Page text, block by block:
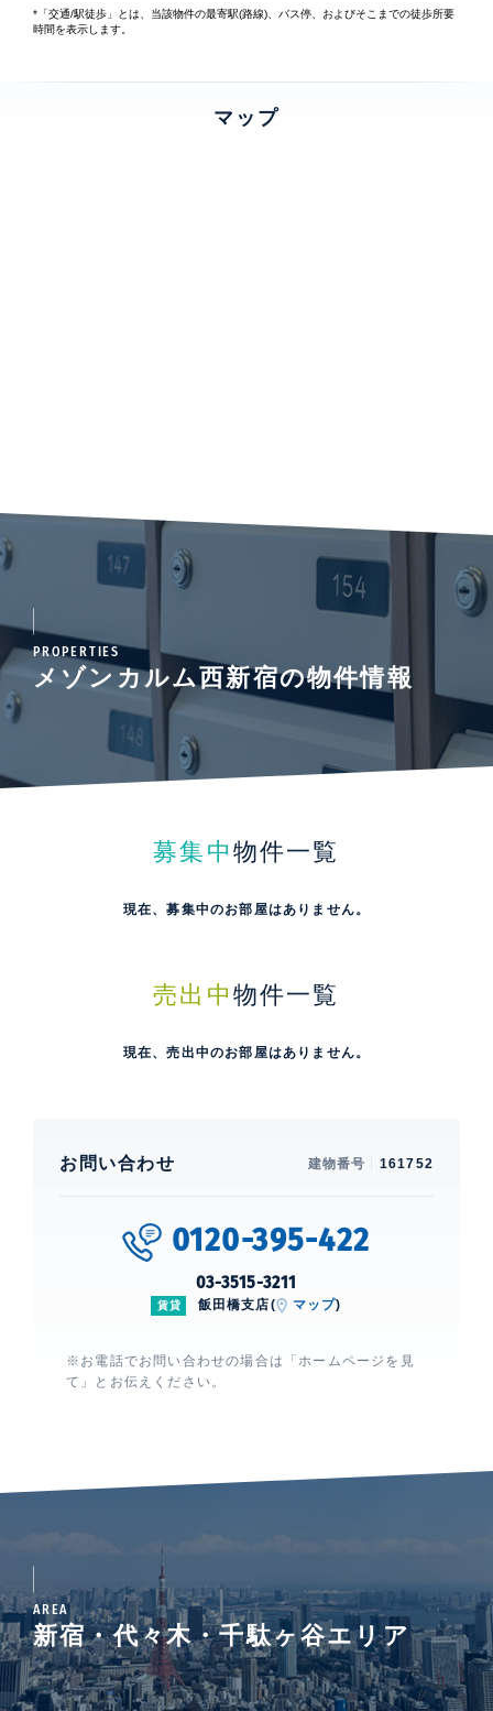
*「交通/駅徒歩」とは、当該物件の最寄駅(路線)、バス停、およびそこまでの徒歩所要
時間を表示します。
マップ
PROPERTIES
メゾンカルム西新宿の物件情報
募集中 物件一覧
現在、募集中のお部屋はありません。
売出中 物件一覧
現在、売出中のお部屋はありません。
お問い合わせ 建物番号 161752
0120-395-422
03-3515-3211
賃貸 飯田橋支店( マップ)
※お電話でお問い合わせの場合は「ホームページを見
て」とお伝えください。
AREA
新宿・代々木・千駄ヶ谷エリア